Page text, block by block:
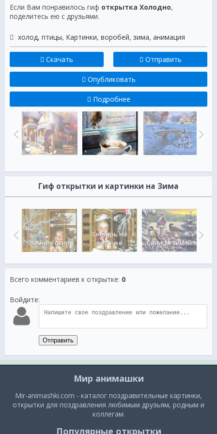
Если Вам понравилось гиф открытка Холодно,
поделитесь ею с друзьями.
холод, птицы, Картинки, воробей, зима, анимация
Скачать Отправить
Опубликовать
Подробнее
Гиф открытки и картинки на Зима
Зимнее окно
Снегирь на
веточке
Синицы зимой
Всего комментариев к открытке: 0
Войдите:
Отправить
Мир анимашки
Mir-animashki.com - каталог поздравительные картинки,
открытки для поздравления любимым друзьям, родным и
коллегам.
Популярные открытки